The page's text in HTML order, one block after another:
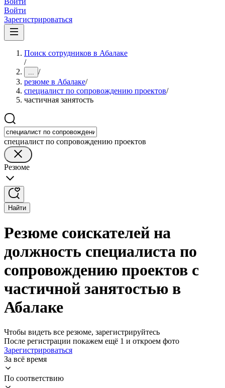
Войти
Зарегистрироваться
Поиск сотрудников в Абалаке
/
... /
резюме в Абалаке/
специалист по сопровождению проектов/
частичная занятость
специалист по сопровождению проектов
Резюме
Найти
Резюме соискателей на
должность специалиста по
сопровождению проектов с
частичной занятостью в
Абалаке
Чтобы видеть все резюме, зарегистрируйтесь
После регистрации покажем ещё 1 и откроем фото
Зарегистрироваться
За всё время
По соответствию